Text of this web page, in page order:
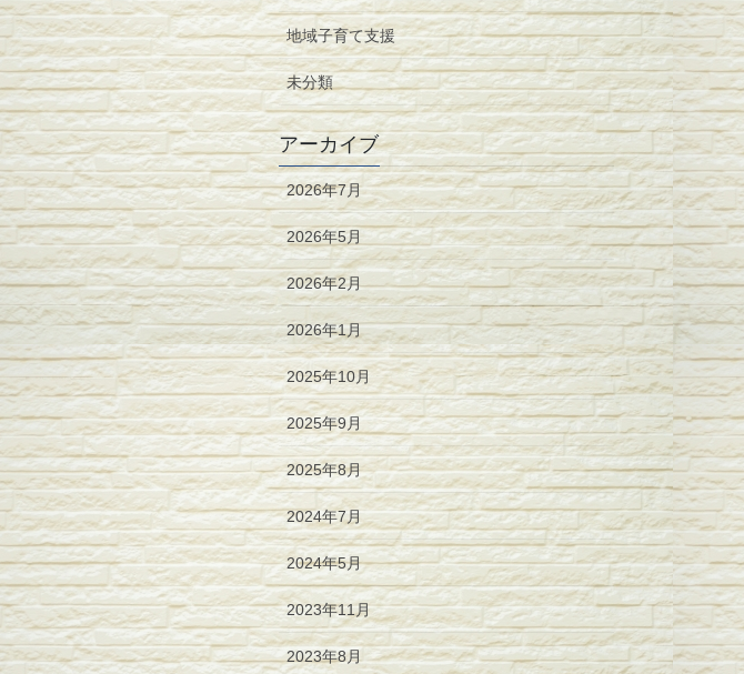
地域子育て支援
未分類
アーカイブ
2026年7月
2026年5月
2026年2月
2026年1月
2025年10月
2025年9月
2025年8月
2024年7月
2024年5月
2023年11月
2023年8月